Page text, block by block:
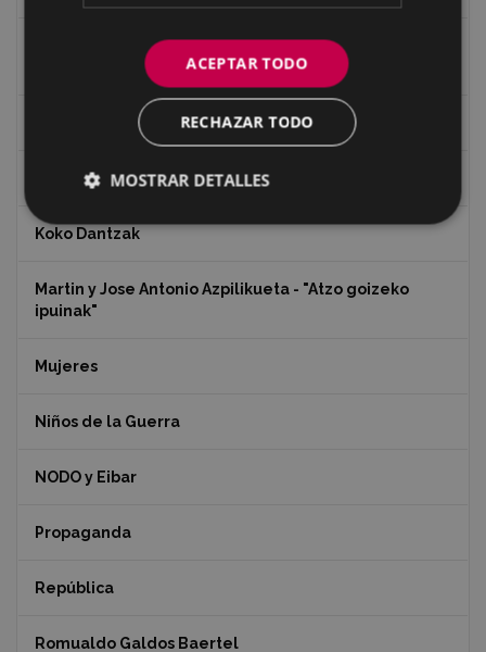
Ignacio Zuloaga, cuadros del autor en las tiendas de
Indalecio Ojanguren Diputación de Gipuzkoa
Juan Antonio Palacios HARRIA
Koko Dantzak
Martin y Jose Antonio Azpilikueta - "Atzo goizeko
ipuinak"
Mujeres
Niños de la Guerra
NODO y Eibar
Propaganda
República
Romualdo Galdos Baertel
ACEPTAR TODO
RECHAZAR TODO
MOSTRAR DETALLES